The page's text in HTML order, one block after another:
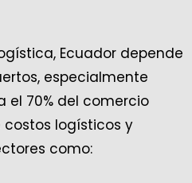
Ecuador depende
especialmente
el 70% del comercio
costos logísticos y
como: